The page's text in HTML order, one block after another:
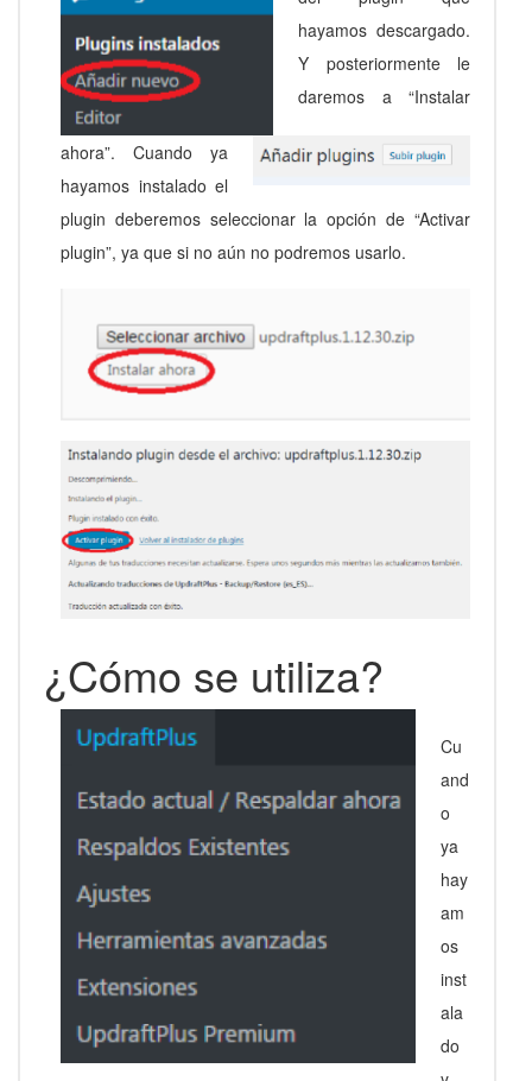
hayamos descargado.
Y posteriormente le
daremos a “Instalar
ahora”. Cuando ya
hayamos instalado el
plugin deberemos seleccionar la opción de “Activar
plugin”, ya que si no aún no podremos usarlo.
¿Cómo se utiliza?
Cu
and
o
ya
hay
am
os
inst
ala
do